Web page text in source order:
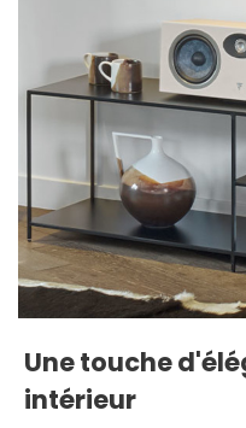
Une touche
intérieur